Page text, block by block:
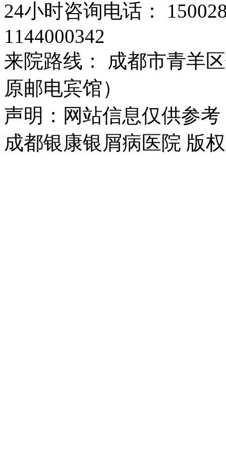
24小时咨询电话：
1144000342
来院路线： 成都市青羊
原邮电宾馆）
声明：网站信息仅供参
成都银康银屑病医院 版